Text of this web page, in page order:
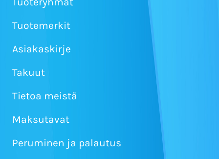
Tuotemerkit
Asiakaskirje
Takuut
Tietoa meistä
Maksutavat
Peruminen ja palautus